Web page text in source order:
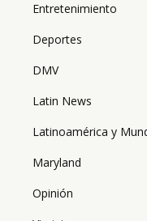
Entretenimiento
Deportes
DMV
Latin News
Latinoamérica y
Maryland
Opinión